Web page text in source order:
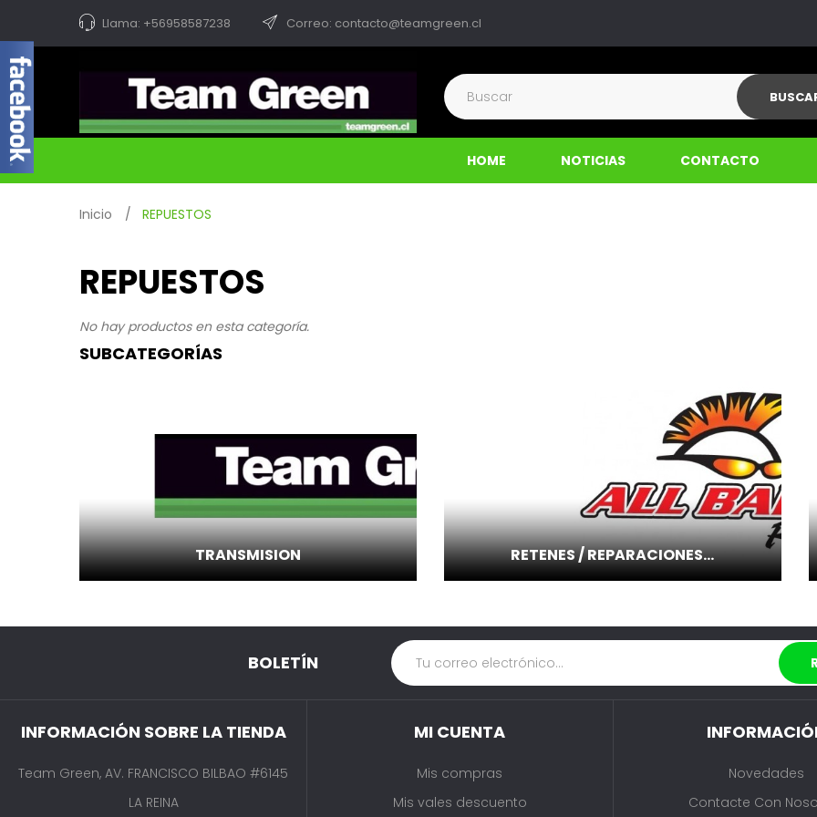
Llama: +56958587238 Correo: contacto@teamgreen.cl
HOME NOTICIAS CONTACTO
Inicio REPUESTOS
REPUESTOS
No hay productos en esta categoría.
SUBCATEGORÍAS
TRANSMISION RETENES / REPARACIONES...
BOLETÍN
INFORMACIÓN SOBRE LA TIENDA
Team Green, AV. FRANCISCO BILBAO #6145
LA REINA
MI CUENTA
Mis compras
Mis vales descuento
Novedades
Contacte Con